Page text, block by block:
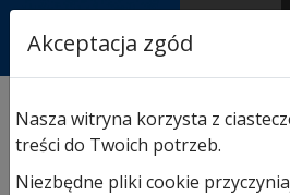
AUTORYZOWANY
PARTNER & SERWIS
wielofunkcyjnych/ Czop
do drzwi PPoż H8-5 HPL itp.
Akceptacja zgód
Nasza witryna korzysta z
treści do Twoich potrzeb.
Niezbędne pliki cookie